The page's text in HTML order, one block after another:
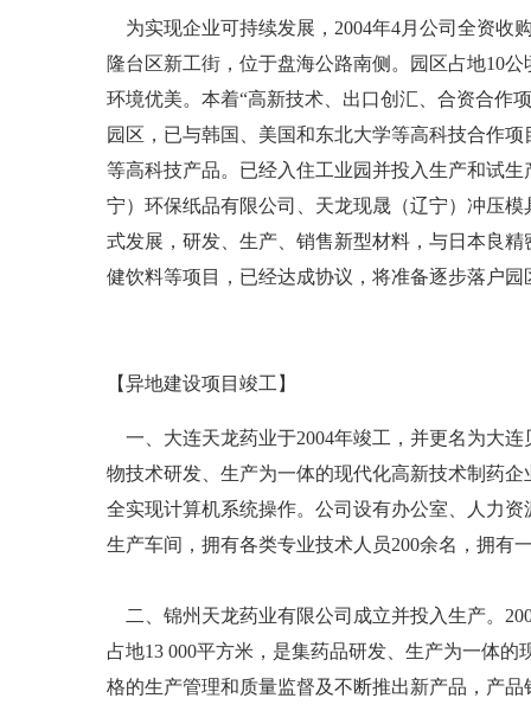
为实现企业可持续发展，2004年4月公司全资收
隆台区新工街，位于盘海公路南侧。园区占地10
环境优美。本着“高新技术、出口创汇、合资合作
园区，已与韩国、美国和东北大学等高科技合作
等高科技产品。已经入住工业园并投入生产和试
宁）环保纸品有限公司、天龙现晟（辽宁）冲压
式发展，研发、生产、销售新型材料，与日本良
健饮料等项目，已经达成协议，将准备逐步落户园
【异地建设项目竣工】
一、大连天龙药业于2004年竣工，并更名为大连
物技术研发、生产为一体的现代化高新技术制药
全实现计算机系统操作。公司设有办公室、人力
生产车间，拥有各类专业技术人员200余名，拥有
二、锦州天龙药业有限公司成立并投入生产。
占地13 000平方米，是集药品研发、生产为一体
格的生产管理和质量监督及不断推出新产品，产